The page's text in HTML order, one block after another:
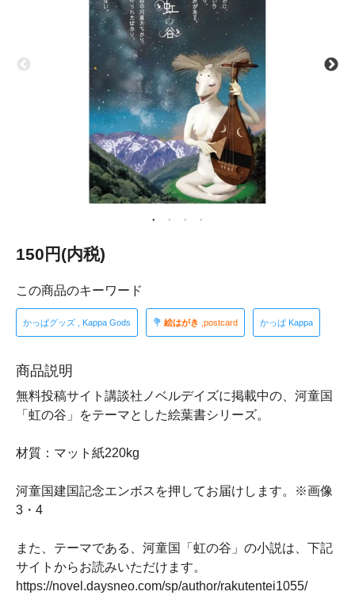
150円(内税)
この商品のキーワード
かっぱグッズ , Kappa Gods 💐 絵はがき ,postcard かっぱ Kappa
商品説明
無料投稿サイト講談社ノベルデイズに掲載中の、河童国
「虹の谷」をテーマとした絵葉書シリーズ。
材質：マット紙220kg
河童国建国記念エンボスを押してお届けします。※画像
3・4
また、テーマである、河童国「虹の谷」の小説は、下記
サイトからお読みいただけます。
https://novel.daysneo.com/sp/author/rakutentei1055/